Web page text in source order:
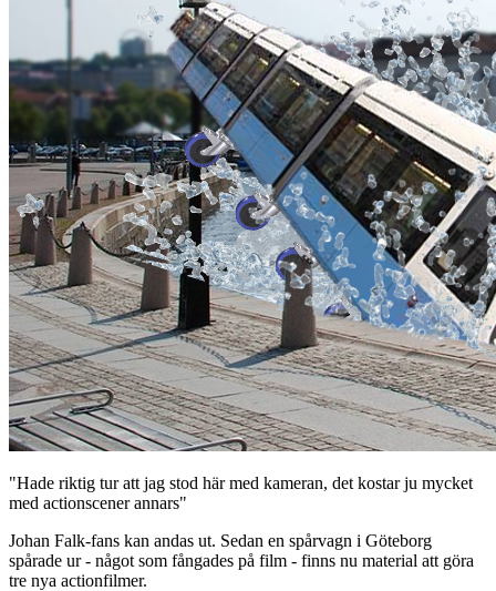
"Hade riktig tur att jag stod här med kameran, det kostar ju mycket
med actionscener annars"
Johan Falk-fans kan andas ut. Sedan en spårvagn i Göteborg
spårade ur - något som fångades på film - finns nu material att göra
tre nya actionfilmer.